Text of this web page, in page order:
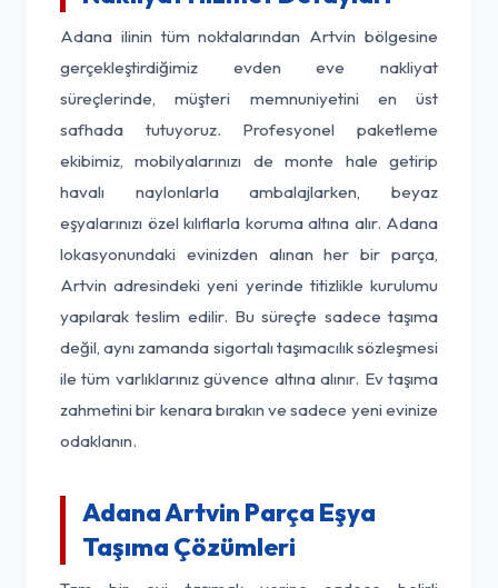
Adana ilinin tüm noktalarından Artvin bölgesine
gerçekleştirdiğimiz evden eve nakliyat
süreçlerinde, müşteri memnuniyetini en üst
safhada tutuyoruz. Profesyonel paketleme
ekibimiz, mobilyalarınızı de monte hale getirip
havalı naylonlarla ambalajlarken, beyaz
eşyalarınızı özel kılıflarla koruma altına alır. Adana
lokasyonundaki evinizden alınan her bir parça,
Artvin adresindeki yeni yerinde titizlikle kurulumu
yapılarak teslim edilir. Bu süreçte sadece taşıma
değil, aynı zamanda sigortalı taşımacılık sözleşmesi
ile tüm varlıklarınız güvence altına alınır. Ev taşıma
zahmetini bir kenara bırakın ve sadece yeni evinize
odaklanın.
Adana Artvin Parça Eşya
Taşıma Çözümleri